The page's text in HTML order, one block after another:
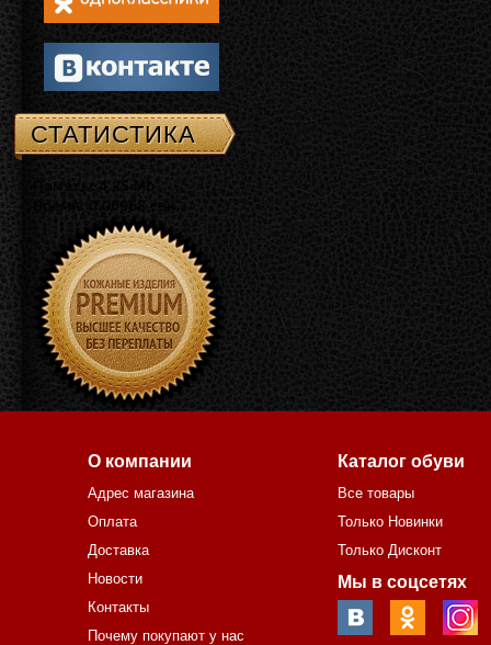
СТАТИСТИКА
Память: 4.25 Mb
Время: 0.00968 сек.
О компании
Адрес магазина
Оплата
Доставка
Новости
Контакты
Почему покупают у нас
Каталог обуви
Все товары
Только Новинки
Только Дисконт
Мы в соцсетях